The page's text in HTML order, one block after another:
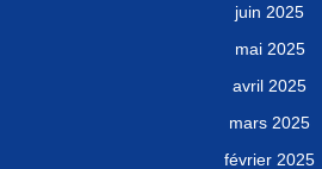
juin 2025
mai 2025
avril 2025
mars 2025
février 2025